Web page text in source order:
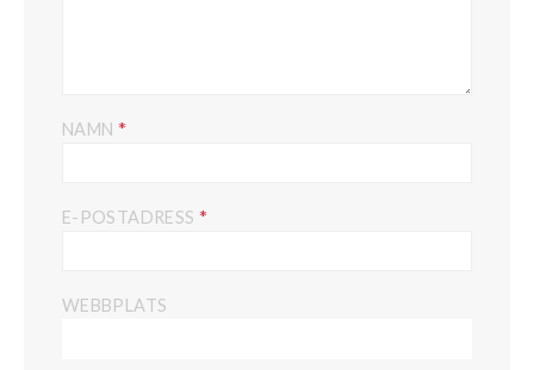
NAMN *
E-POSTADRESS *
WEBBPLATS